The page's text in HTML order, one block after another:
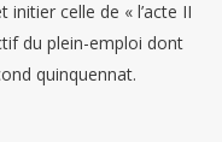
celle de « l’acte II
du plein-emploi dont
quinquennat.